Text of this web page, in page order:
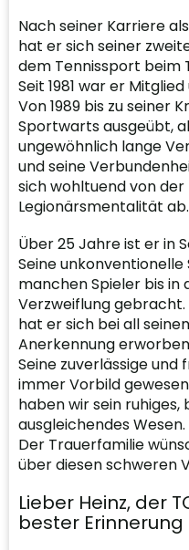
Nach seiner Karriere
hat er sich seiner
dem Tennissport beim
Seit 1981 war er
Von 1989 bis zu seiner
Sportwarts ausgeübt,
ungewöhnlich lange
und seine
sich wohltuend von
Legionärsmentalität ab.
Über 25 Jahre ist er in
Seine
manchen Spieler bis in
Verzweiflung gebracht.
hat er sich bei all
Anerkennung
Seine zuverlässige und
immer Vorbild
haben wir sein ruhiges,
ausgleichendes Wesen.
Der Trauerfamilie
über diesen schweren
Lieber Heinz, der
bester Erinnerung